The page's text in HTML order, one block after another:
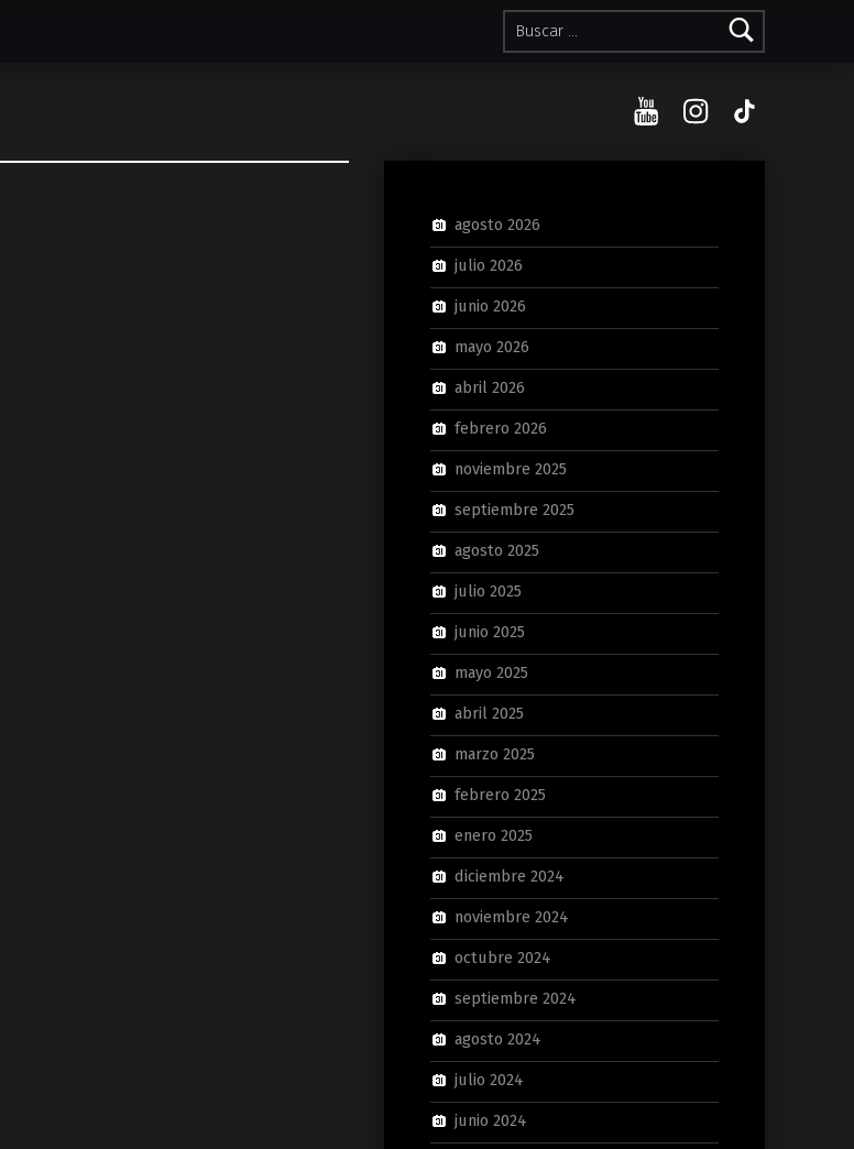
Buscar:
YouTube
agosto 2026
julio 2026
junio 2026
mayo 2026
abril 2026
febrero 2026
noviembre 2025
septiembre 2025
agosto 2025
julio 2025
junio 2025
mayo 2025
abril 2025
marzo 2025
febrero 2025
enero 2025
diciembre 2024
noviembre 2024
octubre 2024
septiembre 2024
agosto 2024
julio 2024
junio 2024